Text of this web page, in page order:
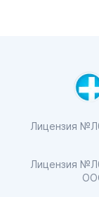
Лицензия
Лицензия